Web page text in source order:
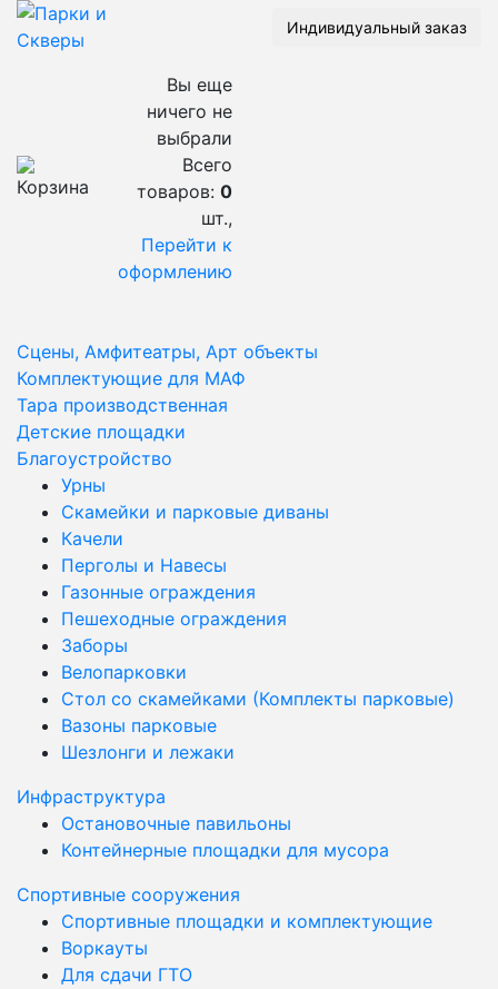
Индивидуальный заказ
Вы еще
ничего не
выбрали
Всего
товаров: 0
шт.,
Перейти к
оформлению
Сцены, Амфитеатры, Арт объекты
Комплектующие для МАФ
Тара производственная
Детские площадки
Благоустройство
Урны
Скамейки и парковые диваны
Качели
Перголы и Навесы
Газонные ограждения
Пешеходные ограждения
Заборы
Велопарковки
Стол со скамейками (Комплекты парковые)
Вазоны парковые
Шезлонги и лежаки
Инфраструктура
Остановочные павильоны
Контейнерные площадки для мусора
Спортивные сооружения
Спортивные площадки и комплектующие
Воркауты
Для сдачи ГТО